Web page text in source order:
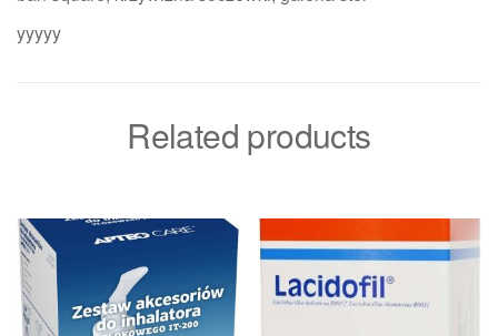
yyyyy
Related products